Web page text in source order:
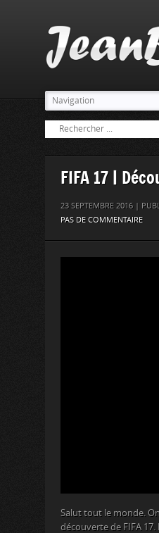
FIFA 17 |
23 SEPTEMBRE 2016 |
PAS DE COMMENTAIRE
Salut tout le monde.
découverte de FIFA